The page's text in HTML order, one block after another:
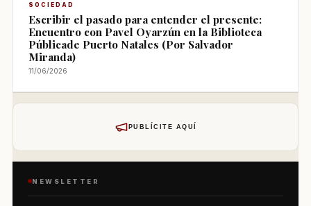
SOCIEDAD
Escribir el pasado para entender el presente:
Encuentro con Pavel Oyarzún en la Biblioteca
Públicade Puerto Natales (Por Salvador
Miranda)
11/06/2026
PUBLÍCITE AQUÍ
NEWSLETTER